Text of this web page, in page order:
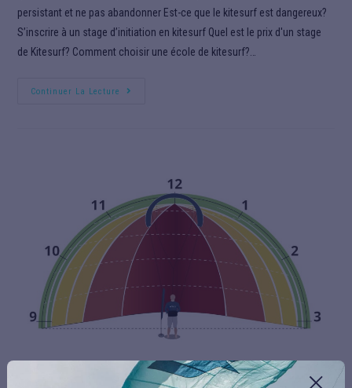
persistant et ne pas abandonner Est-ce que le kitesurf est dangereux?
S’inscrire à un stage d’initiation en kitesurf Quel est le prix d'un stage
de Kitesurf? Comment choisir une école de kitesurf?…
Continuer La Lecture